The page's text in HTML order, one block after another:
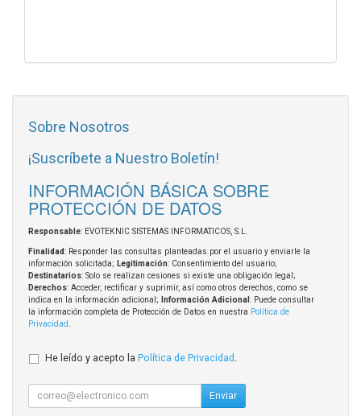
Sobre Nosotros
¡Suscríbete a Nuestro Boletín!
INFORMACIÓN BÁSICA SOBRE
PROTECCIÓN DE DATOS
Responsable: EVOTEKNIC SISTEMAS INFORMATICOS, S.L.
Finalidad: Responder las consultas planteadas por el usuario y enviarle la
información solicitada; Legitimación: Consentimiento del usuario;
Destinatarios: Solo se realizan cesiones si existe una obligación legal;
Derechos: Acceder, rectificar y suprimir, así como otros derechos, como se
indica en la información adicional;
Información Adicional : Puede consultar
la información completa de Protección de Datos en nuestra Política de
Privacidad
He leído y acepto la Política de Privacidad
Enviar